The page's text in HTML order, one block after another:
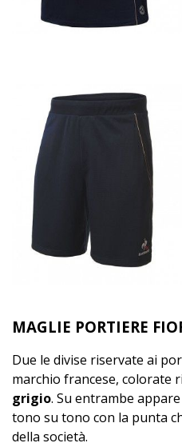
MAGLIE PORTIERE
Due le divise riservate ai
marchio francese, colorate
grigio. Su entrambe
tono su tono con la punta
della società.